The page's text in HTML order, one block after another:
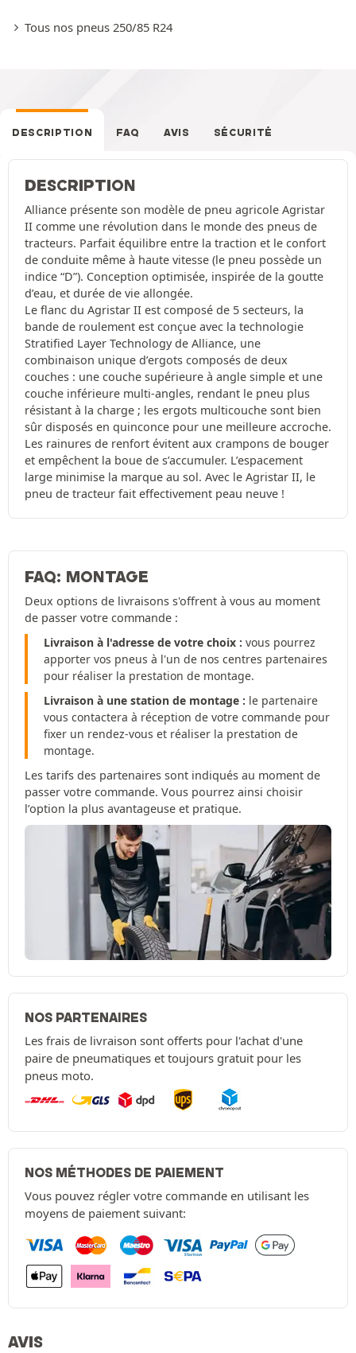
Tous nos pneus 250/85 R24
DESCRIPTION FAQ AVIS SÉCURITÉ
DESCRIPTION
Alliance présente son modèle de pneu agricole Agristar
II comme une révolution dans le monde des pneus de
tracteurs. Parfait équilibre entre la traction et le confort
de conduite même à haute vitesse (le pneu possède un
indice “D”). Conception optimisée, inspirée de la goutte
d’eau, et durée de vie allongée.
Le flanc du Agristar II est composé de 5 secteurs, la
bande de roulement est conçue avec la technologie
Stratified Layer Technology de Alliance, une
combinaison unique d’ergots composés de deux
couches : une couche supérieure à angle simple et une
couche inférieure multi-angles, rendant le pneu plus
résistant à la charge ; les ergots multicouche sont bien
sûr disposés en quinconce pour une meilleure accroche.
Les rainures de renfort évitent aux crampons de bouger
et empêchent la boue de s’accumuler. L’espacement
large minimise la marque au sol. Avec le Agristar II, le
pneu de tracteur fait effectivement peau neuve !
FAQ: MONTAGE
Deux options de livraisons s'offrent à vous au moment
de passer votre commande :
Livraison à l'adresse de votre choix : vous pourrez
apporter vos pneus à l'un de nos centres partenaires
pour réaliser la prestation de montage.
Livraison à une station de montage : le partenaire
vous contactera à réception de votre commande pour
fixer un rendez-vous et réaliser la prestation de
montage.
Les tarifs des partenaires sont indiqués au moment de
passer votre commande. Vous pourrez ainsi choisir
l’option la plus avantageuse et pratique.
NOS PARTENAIRES
Les frais de livraison sont offerts pour l'achat d'une
paire de pneumatiques et toujours gratuit pour les
pneus moto.
NOS MÉTHODES DE PAIEMENT
Vous pouvez régler votre commande en utilisant les
moyens de paiement suivant:
AVIS